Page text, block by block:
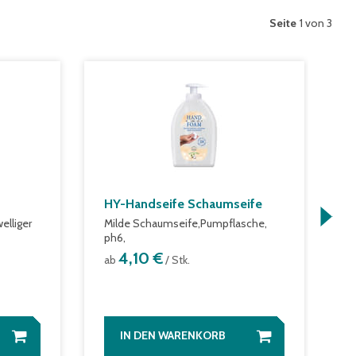
Seite 1 von 3
HY-Handseife Schaumseife
Milde Schaumseife,Pumpflasche,
ph6,
ab 4,10 €/ Stk.
IN DEN WARENKORB